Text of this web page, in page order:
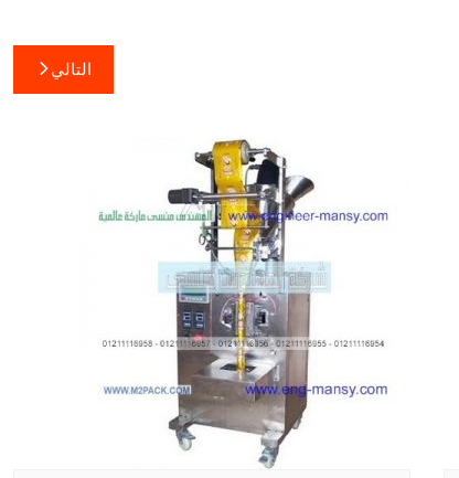
التالي